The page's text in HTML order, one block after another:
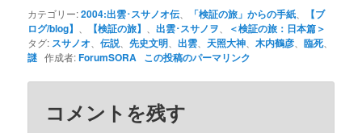
カテゴリー:2004:出雲･スサノオ伝 「検証の旅」からの手紙
【ブ
ログ/blog】
【検証の旅】 、出雲･スサノヲ ＜検証の旅：日本篇＞
タグ: スサノオ 、伝説 、先史文明 、出雲 天照大神 、木内鶴彦 、臨死、
謎 作成者:ForumSORA この投稿のパーマリンク
コメントを残す